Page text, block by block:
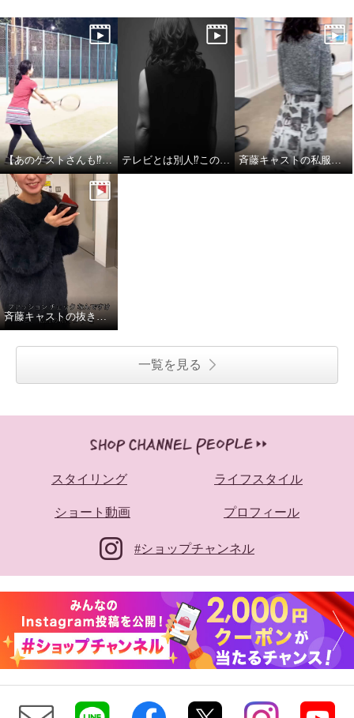
【あのゲストさんも⁉︎】斉藤キャストのテニス姿 テレビとは別人⁉︎この変化、見逃せない！ 斉藤キャストの私服チェック
斉藤キャストの抜き打ち私服チェック
一覧を見る
スタイリング ライフスタイル
ショート動画 プロフィール
#ショップチャンネル